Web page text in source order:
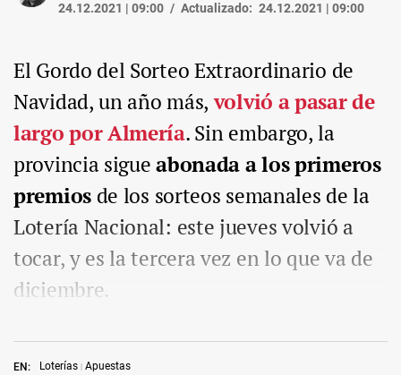
24.12.2021 | 09:00 Actualizado: 24.12.2021 | 09:00
EN: Loterías Apuestas
El Gordo del Sorteo Extraordinario de
Navidad, un año más,volvió a pasar de
largo por Almería. Sin embargo, la
provincia sigueabonada a los primeros
premiosde los sorteos semanales de la
Lotería Nacional: este jueves volvió a
tocar, y es la tercera vez en lo que va de
diciembre.